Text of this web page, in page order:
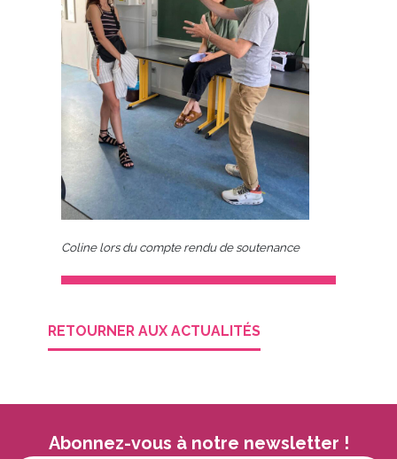
Coline lors du compte rendu de soutenance
RETOURNER AUX ACTUALITÉS
Abonnez-vous à notre newsletter !